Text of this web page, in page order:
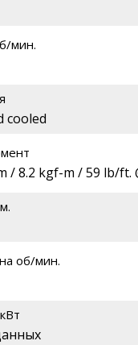
мин.
cooled
/ 8.2 kgf-m / 59 lb/ft.
об/мин.